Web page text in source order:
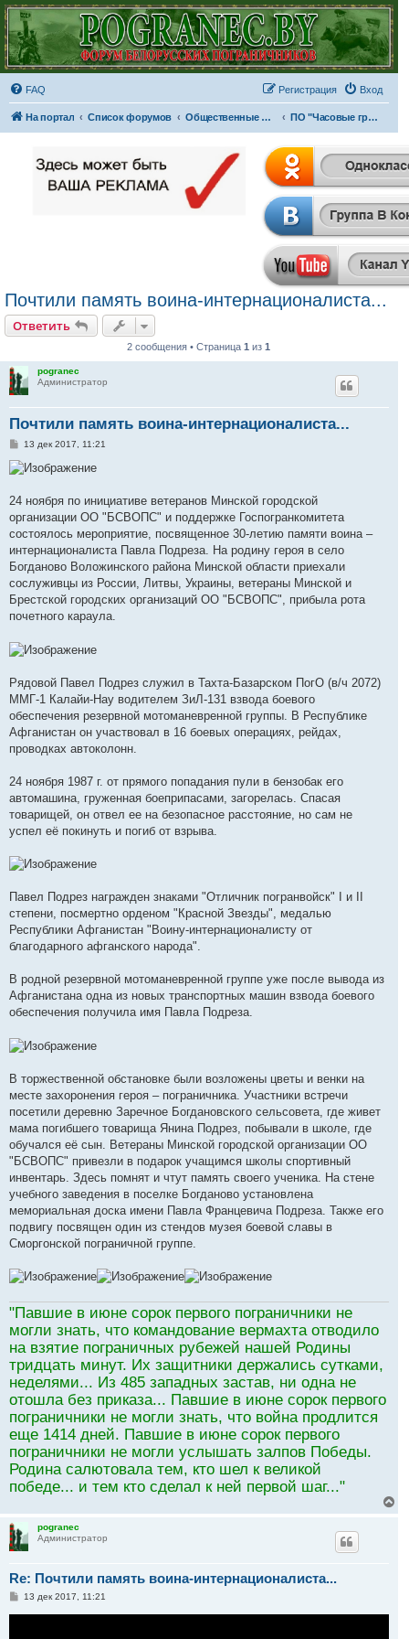
FAQ Вход
Регистрация
На портал Список форумов Общественные организации и объединения ПО "Часовые границы"
Почтили память воина-интернационалиста...
Ответить
2 сообщения • Страница1 из1
pogranec
Администратор
Почтили память воина-интернационалиста...
С
о
б
е
и
е
13 дек 2017, 11:21
24 ноября по инициативе ветеранов Минской городской
организации ОО "БСВОПС" и поддержке Госпогранкомитета
состоялось мероприятие, посвященное 30-летию памяти воина –
интернационалиста Павла Подреза. На родину героя в село
Богданово Воложинского района Минской области приехали
сослуживцы из России, Литвы, Украины, ветераны Минской и
Брестской городских организаций ОО "БСВОПС", прибыла рота
почетного караула.
Рядовой Павел Подрез служил в Тахта-Базарском ПогО (в/ч 2072)
ММГ-1 Калайи-Нау водителем ЗиЛ-131 взвода боевого
обеспечения резервной мотоманевренной группы. В Республике
Афганистан он участвовал в 16 боевых операциях, рейдах,
проводках автоколонн.
24 ноября 1987 г. от прямого попадания пули в бензобак его
автомашина, груженная боеприпасами, загорелась. Спасая
товарищей, он отвел ее на безопасное расстояние, но сам не
успел её покинуть и погиб от взрыва.
Павел Подрез награжден знаками "Отличник погранвойск" I и II
степени, посмертно орденом "Красной Звезды", медалью
Республики Афганистан "Воину-интернационалисту от
благодарного афганского народа".
В родной резервной мотоманевренной группе уже после вывода из
Афганистана одна из новых транспортных машин взвода боевого
обеспечения получила имя Павла Подреза.
В торжественной обстановке были возложены цветы и венки на
месте захоронения героя – пограничника. Участники встречи
посетили деревню Заречное Богдановского сельсовета, где живет
мама погибшего товарища Янина Подрез, побывали в школе, где
обучался её сын. Ветераны Минской городской организации ОО
"БСВОПС" привезли в подарок учащимся школы спортивный
инвентарь. Здесь помнят и чтут память своего ученика. На стене
учебного заведения в поселке Богданово установлена
мемориальная доска имени Павла Францевича Подреза. Также его
подвигу посвящен один из стендов музея боевой славы в
Сморгонской пограничной группе.
"Павшие в июне сорок первого пограничники не
могли знать, что командование вермахта отводило
на взятие пограничных рубежей нашей Родины
тридцать минут. Их защитники держались сутками,
неделями... Из 485 западных застав, ни одна не
отошла без приказа... Павшие в июне сорок первого
пограничники не могли знать, что война продлится
еще 1414 дней. Павшие в июне сорок первого
пограничники не могли услышать залпов Победы.
Родина салютовала тем, кто шел к великой
победе... и тем кто сделал к ней первой шаг..."
е
pogranec
Администратор
Re: Почтили память воина-интернационалиста...
С
о
13 дек 2017, 11:21